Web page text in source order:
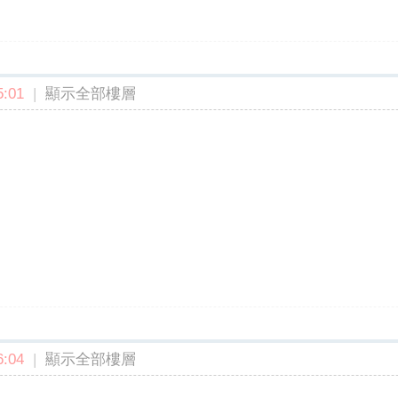
| 顯示全部樓層
| 顯示全部樓層